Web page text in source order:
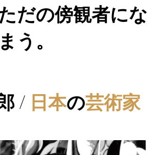
だの傍観者にな
う。
/ 日本の芸術家